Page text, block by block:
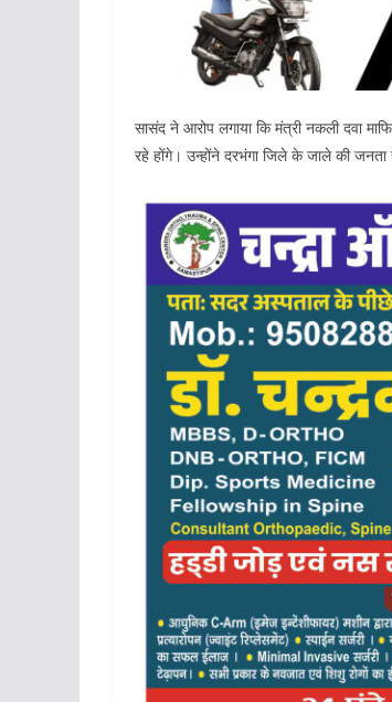
सासंद ने आरोप लगाया कि मंत्री नकली दवा
रहे होंगे। उन्होंने दरभंगा जिले के जाले की